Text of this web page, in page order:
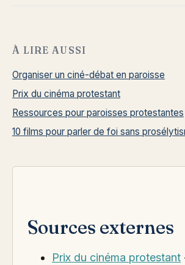
À LIRE AUSSI
Organiser un ciné-débat en paroisse
Prix du cinéma protestant
Ressources pour paroisses protestantes
10 films pour parler de foi sans
Sources externes
Prix du cinéma protestant